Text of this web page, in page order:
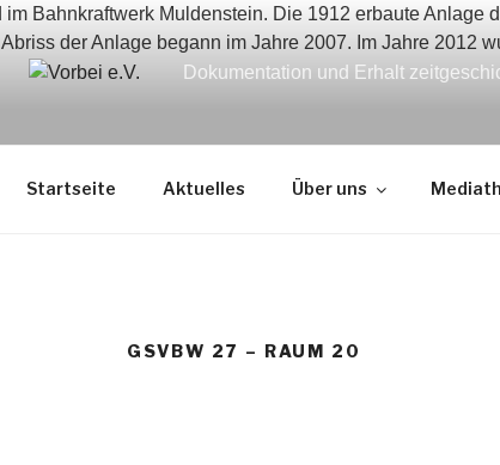
Dokumentation und Erhalt
Startseite Aktuelles Über uns
GSVBW 27 – RAUM 20